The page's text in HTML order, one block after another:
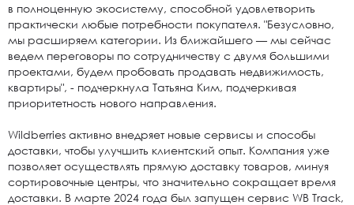
в полноценную экосистему, способной удовлетворить
практически любые потребности покупателя. "Безусловно,
мы расширяем категории. Из ближайшего — мы сейчас
ведем переговоры по сотрудничеству с двумя большими
проектами, будем пробовать продавать недвижимость,
квартиры", - подчеркнула Татьяна Ким, подчеркивая
приоритетность нового направления.
Wildberries активно внедряет новые сервисы и способы
доставки, чтобы улучшить клиентский опыт. Компания уже
позволяет осуществлять прямую доставку товаров, минуя
сортировочные центры, что значительно сокращает время
доставки. В марте 2024 года был запущен сервис WB Track,